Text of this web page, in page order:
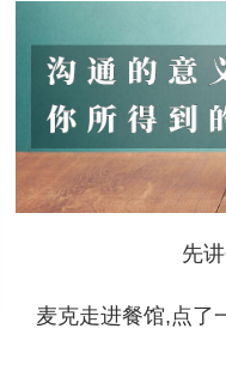
先
麦克走进餐馆,点了